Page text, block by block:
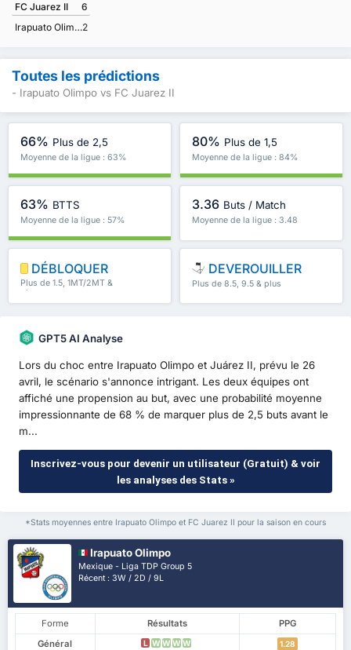
FC Juarez II
6
Irapuato Olimpo2
Toutes les prédictions
- Irapuato Olimpo vs FC Juarez II
66% Plus de 2,5
Moyenne de la ligue : 63%
80% Plus de 1,5
Moyenne de la ligue : 84%
63% BTTS
Moyenne de la ligue : 57%
3.36 Buts / Match
Moyenne de la ligue : 3.48
DÉBLOQUER
Plus de 1.5, 1MT/2MT &
plus
DEVEROUILLER
Plus de 8.5, 9.5 & plus
GPT5 AI Analyse
Lors du choc entre Irapuato Olimpo et Juárez II, prévu le 26
avril, le scénario s'annonce intrigant. Les deux équipes ont
affiché une propension au but, avec une probabilité moyenne
impressionnante de 68 % de marquer plus de 2,5 buts avant le
m...
Inscrivez-vous pour devenir un utilisateur (Gratuit) & voir
les analyses des Stats »
*Stats moyennes entre Irapuato Olimpo et FC Juarez II pour la saison en cours
Irapuato Olimpo
Mexique - Liga TDP Group 5
Récent : 3W / 2D / 9L
Forme Résultats
PPG
Général
L W W W W 1.28